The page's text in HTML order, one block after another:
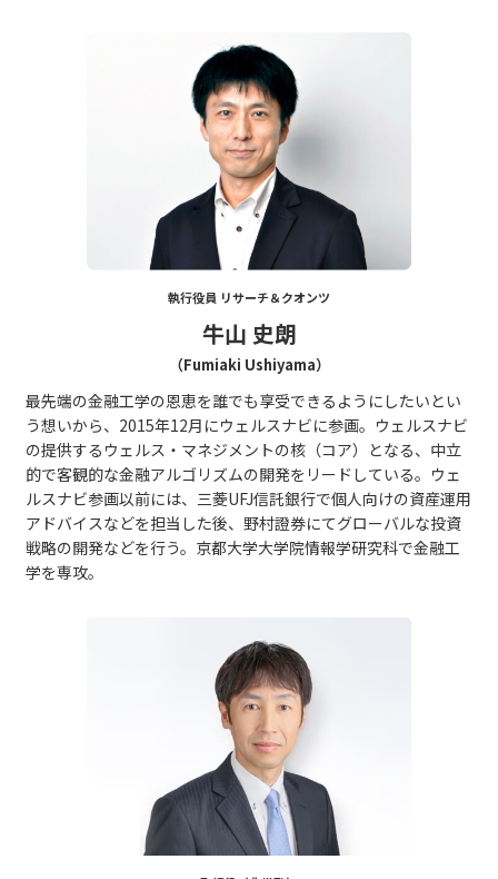
執行役員 リサーチ＆クオンツ
牛山 史朗
（Fumiaki Ushiyama）
最先端の金融工学の恩恵を誰でも享受できるようにしたいとい
う想いから、2015年12月にウェルスナビに参画。ウェルスナビ
の提供するウェルス・マネジメントの核（コア）となる、中立
的で客観的な金融アルゴリズムの開発をリードしている。ウェ
ルスナビ参画以前には、三菱UFJ信託銀行で個人向けの資産運用
アドバイスなどを担当した後、野村證券にてグローバルな投資
戦略の開発などを行う。京都大学大学院情報学研究科で金融工
学を専攻。